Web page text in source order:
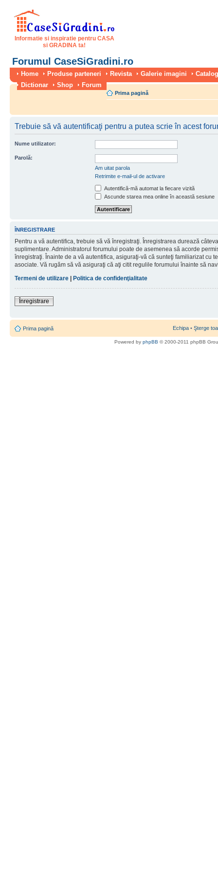
Informatie si inspiratie pentru CASA
si GRADINA ta!
Forumul CaseSiGradini.ro
Home Produse parteneri Revista Galerie imagini
Dictionar
Shop Forum
Prima pagină
Trebuie să vă autentificaţi pentru a putea scrie în acest
Nume utilizator:
Parolă:
Am uitat parola
Retrimite e-mail-ul de activare
Autentifică-mă automat la fiecare vizită
Ascunde starea mea online în această sesiune
ÎNREGISTRARE
Pentru a vă autentifica, trebuie să vă înregistraţi. Înregistrarea durează
suplimentare. Administratorul forumului poate de asemenea să acorde
înregistraţi. Înainte de a vă autentifica, asiguraţi-vă că sunteţi familiarizat cu
asociate. Vă rugăm să vă asiguraţi că aţi citit regulile forumului înainte să
Termeni de utilizare | Politica de confidenţialitate
Înregistrare
Prima pagină Echipa • Şterge
Powered by phpBB © 2000-2011 phpBB